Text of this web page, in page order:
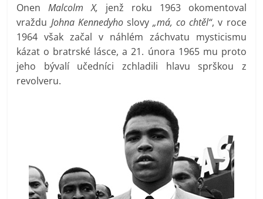
OnenMalcolm X, jenž roku 1963 okomentoval
vraždu Johna Kennedyhoslovy „má, co chtěl“, v roce
1964 však začal v náhlém záchvatu mysticismu
kázat o bratrské lásce, a 21. února 1965 mu proto
jeho bývalí učedníci zchladili hlavu sprškou z
revolveru.